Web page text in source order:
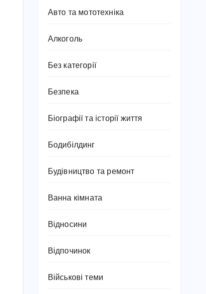
Авто та мототехніка
Алкоголь
Без категорії
Безпека
Біографії та історії життя
Бодибілдинг
Будівництво та ремонт
Ванна кімната
Відносини
Відпочинок
Військові теми